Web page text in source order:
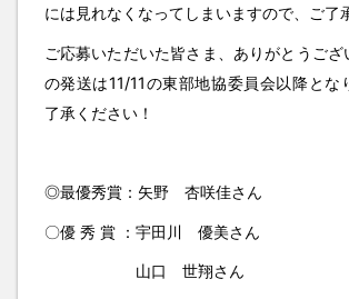
には見れなくなってしまいますので、ご了
ご応募いただいた皆さま、ありがとうござ
の発送は11/11の東部地協委員会以降とな
了承ください！
◎最優秀賞：矢野 杏咲佳さん
〇優 秀 賞 ：宇田川 優美さん
山口 世翔さん